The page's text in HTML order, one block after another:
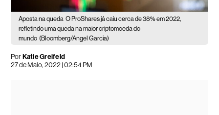
Aposta na queda O ProShares já caiu cerca de 38% em 2022,
refletindo uma queda na maior criptomoeda do
mundo (Bloomberg/Angel Garcia)
PorKatie Greifeld
27 de Maio, 2022 | 02:54 PM